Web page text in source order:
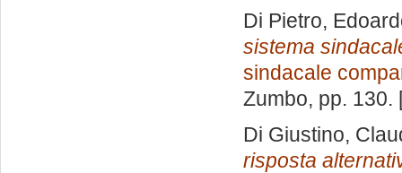
Di Pietro,
sistema
sindacale
Zumbo, pp. 130.
Di Giustino,
risposta